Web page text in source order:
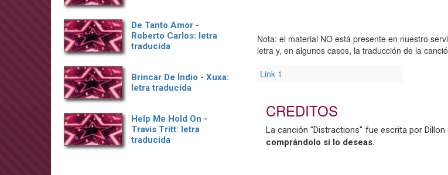
Nota: el material NO está presente en nuestro
letra y, en algunos casos, la traducción de la
Link 1
CREDITOS
La canción "Distractions" fue escrita por
comprándolo si lo deseas.
De Tanto Amor -
Roberto Carlos: letra
traducida
Brincar De Índio - Xuxa:
letra traducida
Help Me Hold On -
Travis Tritt: letra
traducida